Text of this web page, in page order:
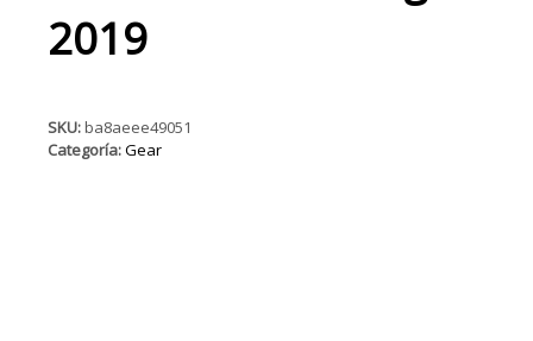
2019
SKU:ba8aeee49051
Categoría:Gear